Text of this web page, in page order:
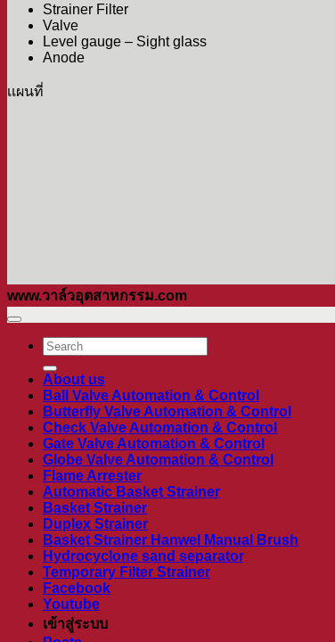
Strainer Filter
Valve
Level gauge – Sight glass
Anode
เเผนที่
www.วาล์วอุตสาหกรรม.com
ค้นหา:
About us
Ball Valve Automation & Control
Butterfly Valve Automation & Control
Check Valve Automation & Control
Gate Valve Automation & Control
Globe Valve Automation & Control
Flame Arrester
Automatic Basket Strainer
Basket Strainer
Duplex Strainer
Basket Strainer Hanwel Manual Brush
Hydrocyclone sand separator
Temporary Filter Strainer
Facebook
Youtube
เข้าสู่ระบบ